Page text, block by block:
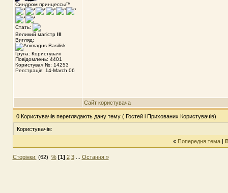
Синдром принцессы™
Стать:
Великий магістр III
Вигляд:
Група: Користувачі
Повідомлень: 4401
Користувач №: 14253
Реєстрація: 14-March 06
Сайт користувача
0 Користувачів переглядають дану тему ( Гостей і Прихованих Користувачів)
Користувачів:
« Попередня тема|
Сторінки: (62) % [1] 2 3... Остання »